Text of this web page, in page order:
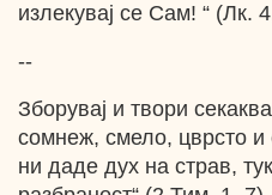
излекувај се Сам! “ (Лк.
--
Зборувај и твори
сомнеж, смело, цврсто
ни даде дух на страв,